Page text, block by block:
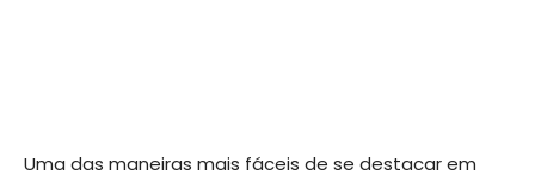
Uma das maneiras mais fáceis de se destacar em